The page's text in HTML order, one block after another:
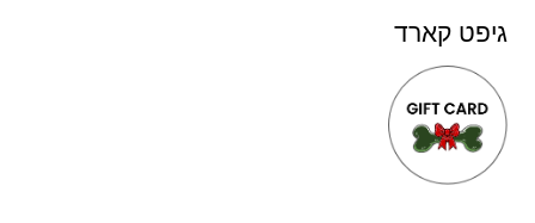
גיפט קארד